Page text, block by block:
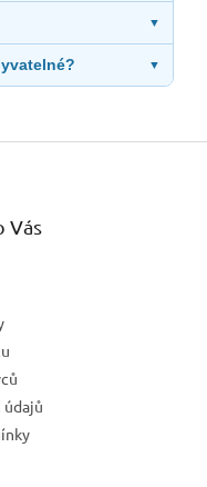
▼
▼
Vás
údajů